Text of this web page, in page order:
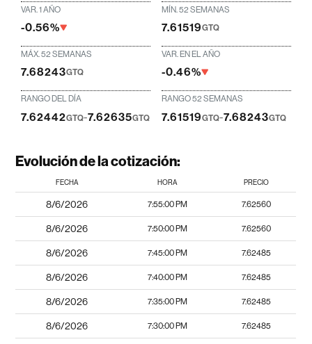
VAR. 1 AÑO
-0.56%
MÍN. 52 SEMANAS
7.61519GTQ
MÁX. 52 SEMANAS
7.68243GTQ
VAR. EN EL AÑO
-0.46%
RANGO DEL DÍA
7.62442GTQ-7.62635GTQ
RANGO 52 SEMANAS
7.61519GTQ-7.68243GTQ
Evolución de la cotización:
FECHA HORA PRECIO
8/6/2026 7:55:00 PM 7.62560
8/6/2026 7:50:00 PM 7.62560
8/6/2026 7:45:00 PM 7.62485
8/6/2026 7:40:00 PM 7.62485
8/6/2026 7:35:00 PM 7.62485
8/6/2026 7:30:00 PM 7.62485